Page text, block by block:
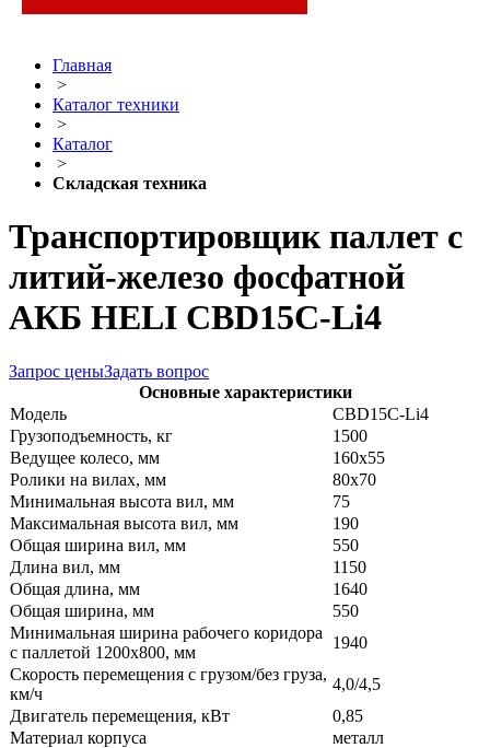
Главная
>
Каталог техники
>
Каталог
>
Складская техника
Транспортировщик паллет с
литий-железо фосфатной
АКБ HELI CBD15C-Li4
Запрос ценыЗадать вопрос
Основные характеристики
Модель
CBD15C-Li4
Грузоподъемность, кг
1500
Ведущее колесо, мм
160х55
Ролики на вилах, мм
80х70
Минимальная высота вил, мм
75
Максимальная высота вил, мм
190
Общая ширина вил, мм
550
Длина вил, мм
1150
Общая длина, мм
1640
Общая ширина, мм
550
Минимальная ширина рабочего коридора
с паллетой 1200х800, мм
1940
Скорость перемещения с грузом/без груза,
км/ч
4,0/4,5
Двигатель перемещения, кВт
0,85
Материал корпуса
металл